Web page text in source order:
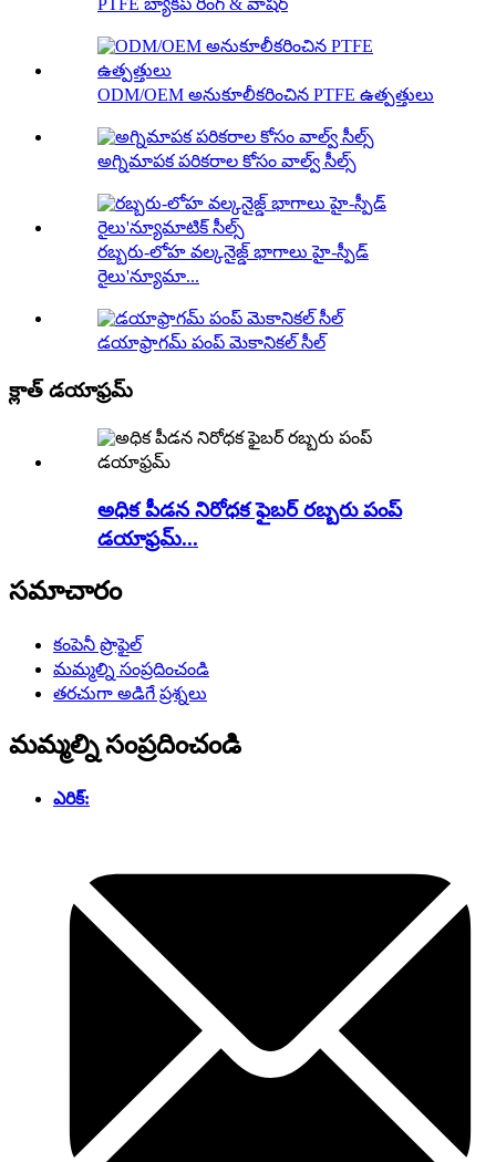
PTFE బ్యాకప్ రింగ్ & వాషర్
ODM/OEM అనుకూలీకరించిన PTFE ఉత్పత్తులు
అగ్నిమాపక పరికరాల కోసం వాల్వ్ సీల్స్
రబ్బరు-లోహ వల్కనైజ్డ్ భాగాలు హై-స్పీడ్
రైలు'న్యూమా...
డయాఫ్రాగమ్ పంప్ మెకానికల్ సీల్
క్లాత్ డయాఫ్రమ్
అధిక పీడన నిరోధక ఫైబర్ రబ్బరు పంప్
డయాఫ్రమ్...
సమాచారం
కంపెనీ ప్రొఫైల్
మమ్మల్ని సంప్రదించండి
తరచుగా అడిగే ప్రశ్నలు
మమ్మల్ని సంప్రదించండి
ఎరిక్: